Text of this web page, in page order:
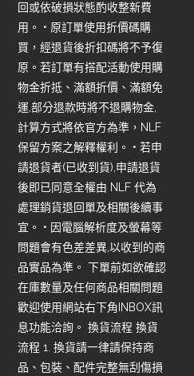
回或依破損狀態酌收整新費
用。 • 原訂單使用折價碼購
買，經退貨後折扣碼將不予復
原。若訂單有搭配活動使用購
物金折抵、滿額折價、滿額免
運,部分退款時將不退購物金,
計算方式將依官方為準，NLF
保留方案之解釋權利。 • 若申
請退貨者(已收到貨),申請退貨
後即已同意全權由 NLF 代為
處理銷貨退回單及相關後續事
宜。 • 因電腦解析度及螢幕等
問題會有色差差異,以收到的商
品實品為準。 下單前如欲確認
在庫數量及任何商品相關問題
歡迎使用網站右下角INBOX訊
息功能洽詢。 換貨流程 換貨
流程 1. 換貨請一律請保持商
品、包裝、配件完整無刮傷損